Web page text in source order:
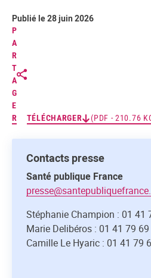
P
A
R
T
A
G
E
R
TÉLÉCHARGER (PDF - 210.76
Publié le 28 juin 2026
Contacts presse
Santé publique France
Stéphanie Champion : 01 41
Marie Delibéros : 01 41 79 69
Camille Le Hyaric : 01 41 79